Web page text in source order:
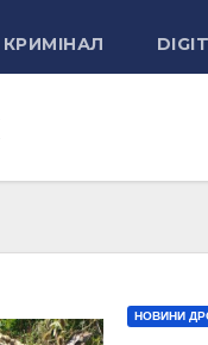
КРИМІНАЛ
НОВИНИ